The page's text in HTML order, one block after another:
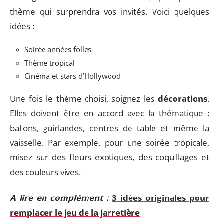
thème qui surprendra vos invités. Voici quelques
idées :
Soirée années folles
Thème tropical
Cinéma et stars d’Hollywood
Une fois le thème choisi, soignez les décorations.
Elles doivent être en accord avec la thématique :
ballons, guirlandes, centres de table et même la
vaisselle. Par exemple, pour une soirée tropicale,
misez sur des fleurs exotiques, des coquillages et
des couleurs vives.
A lire en complément : 3 idées originales pour
remplacer le jeu de la jarretière